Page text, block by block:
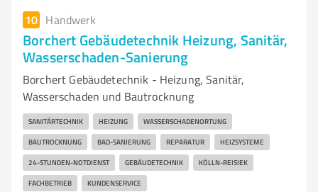
10 Handwerk
Borchert Gebäudetechnik Heizung, Sanitär,
Wasserschaden-Sanierung
Borchert Gebäudetechnik - Heizung, Sanitär,
Wasserschaden und Bautrocknung
SANITÄRTECHNIK HEIZUNG WASSERSCHADENORTUNG
BAUTROCKNUNG BAD-SANIERUNG REPARATUR HEIZSYSTEME
24-STUNDEN-NOTDIENST GEBÄUDETECHNIK KÖLLN-REISIEK
FACHBETRIEB KUNDENSERVICE